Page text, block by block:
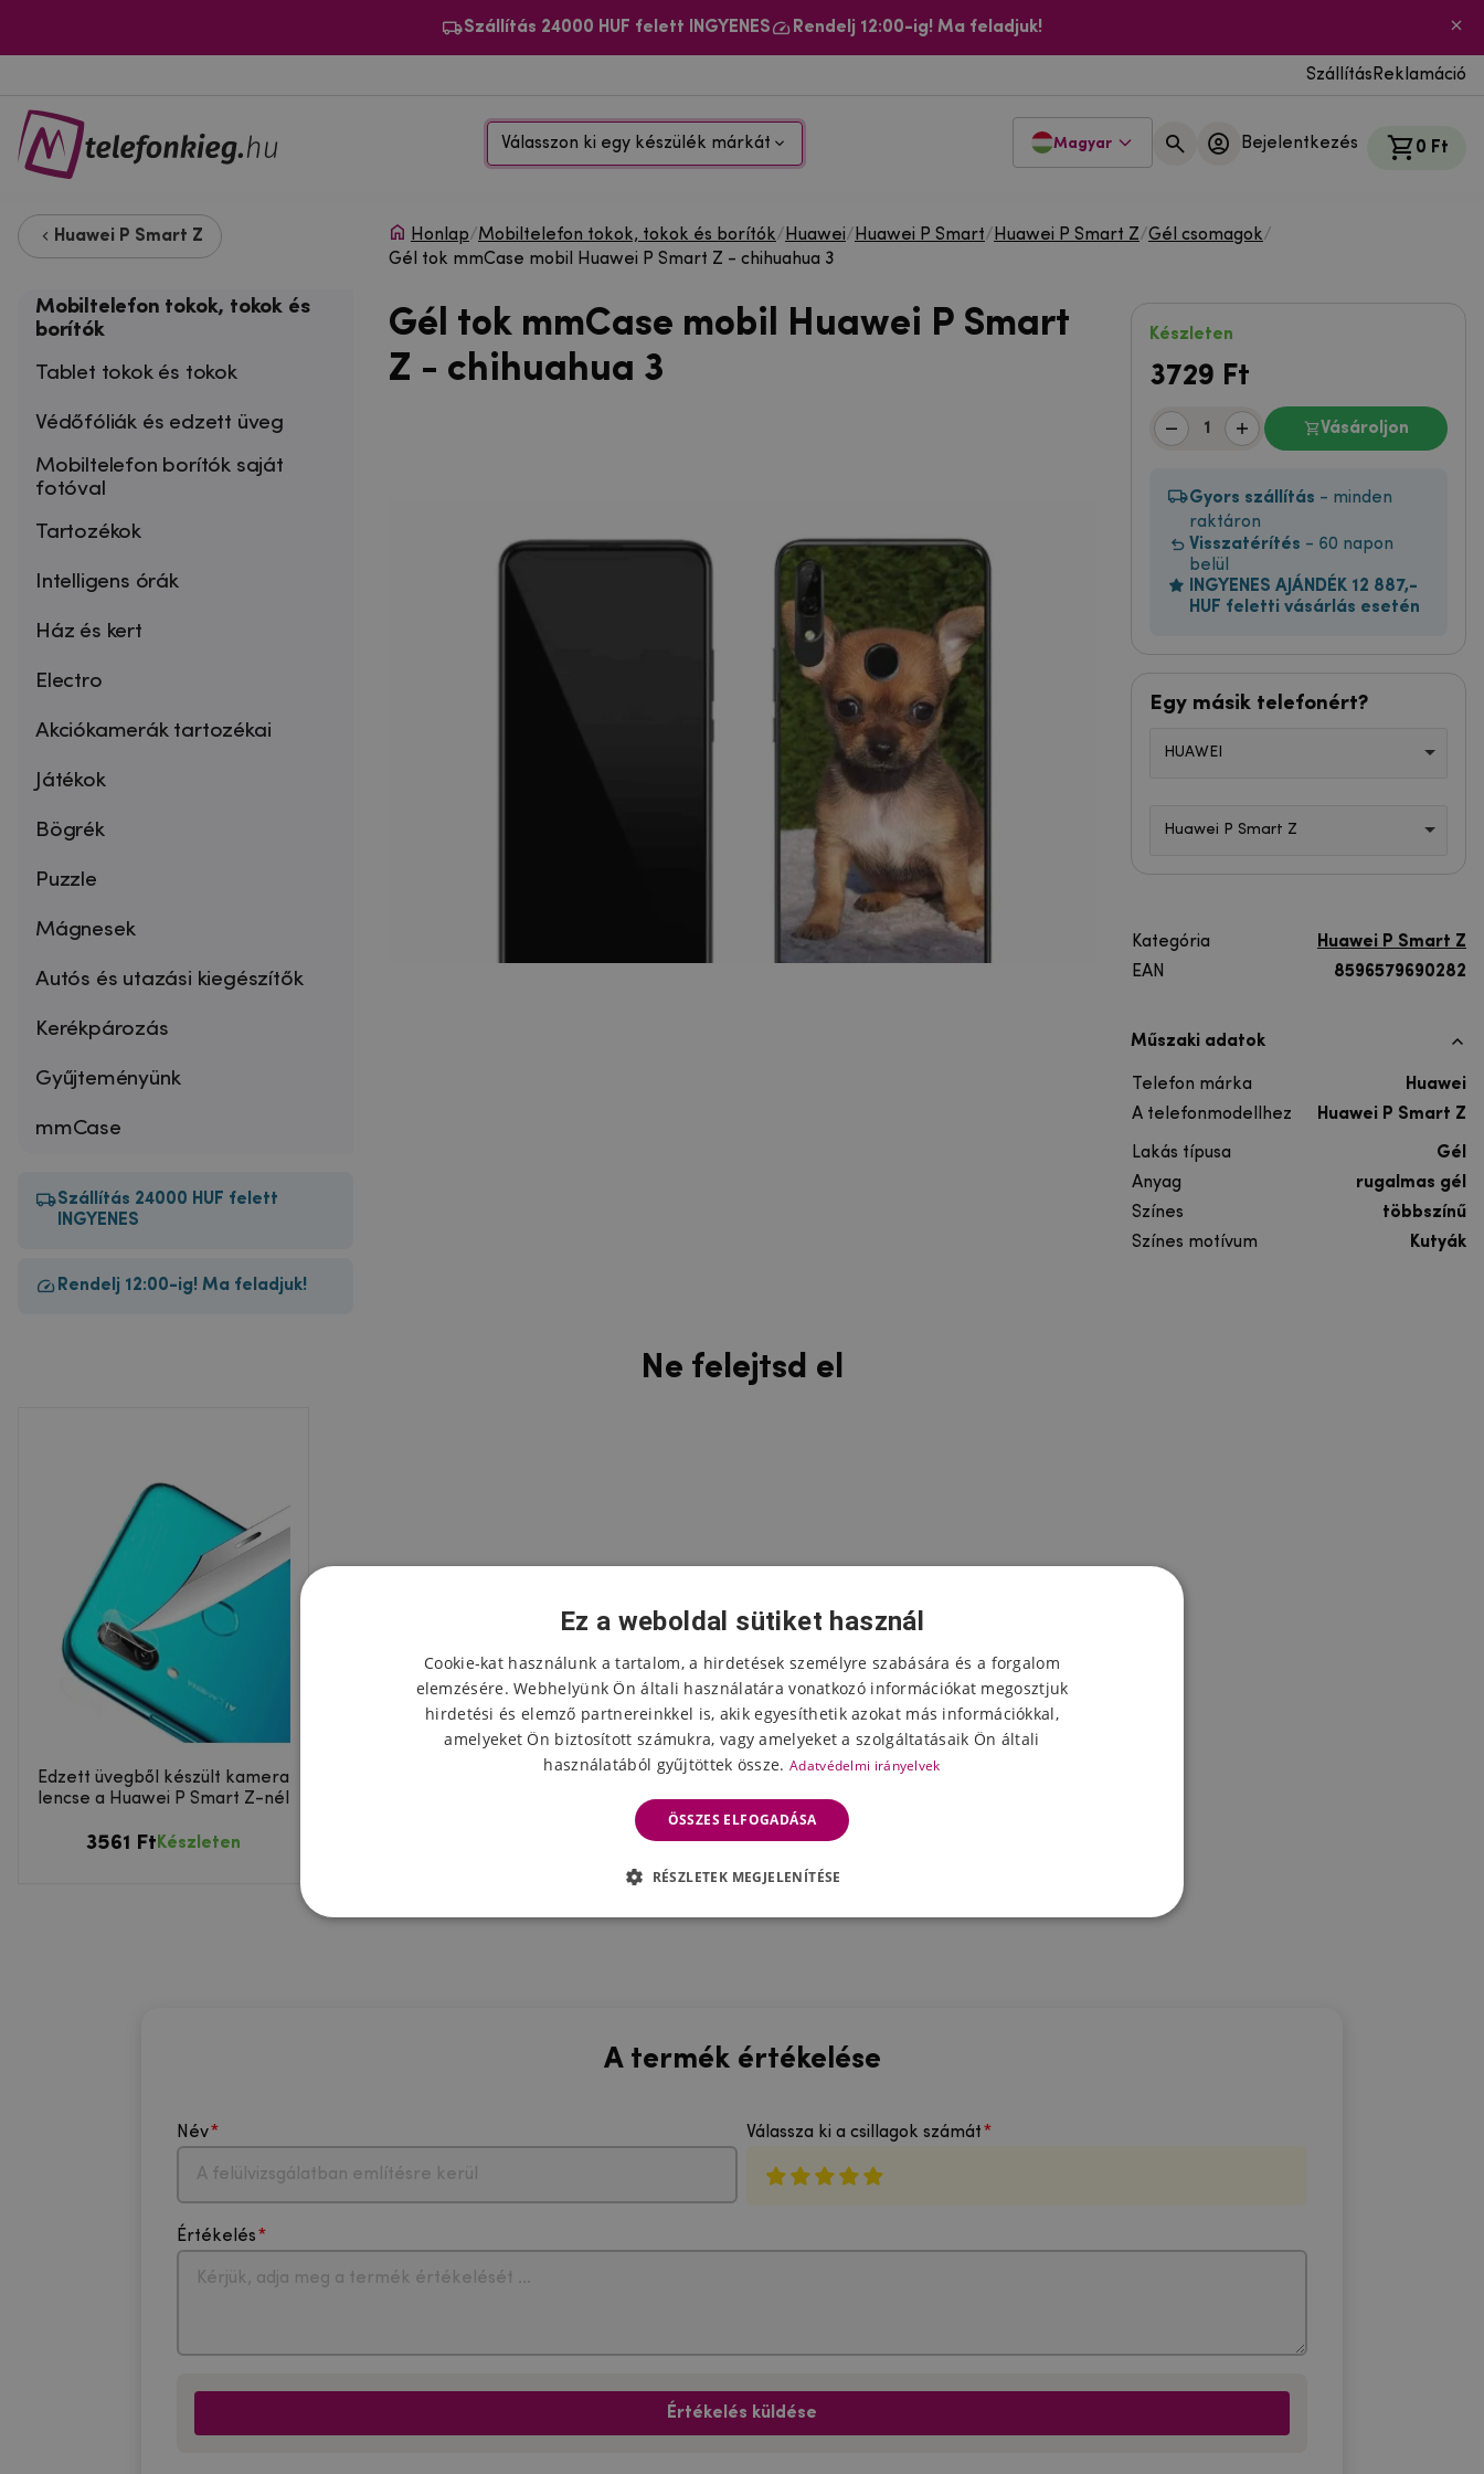
Szállítás 24000 HUF felett INGYENES Rendelj 12:00-ig! Ma feladjuk!
Szállítás Reklamáció
Válasszon ki egy készülék márkát Magyar Bejelentkezés 0 Ft
Huawei P Smart Z
Mobiltelefon tokok, tokok és
borítók
Tablet tokok és tokok
Védőfóliák és edzett üveg
Mobiltelefon borítók saját
fotóval
Tartozékok
Intelligens órák
Ház és kert
Electro
Akciókamerák tartozékai
Játékok
Bögrék
Puzzle
Mágnesek
Autós és utazási kiegészítők
Kerékpározás
Gyűjteményünk
mmCase
Szállítás 24000 HUF felett
INGYENES
Rendelj 12:00-ig! Ma feladjuk!
Honlap/Mobiltelefon tokok, tokok és borítók/ Huawei/ Huawei P Smart/ Huawei P Smart Z/Gél csomagok/
Gél tok mmCase mobil Huawei P Smart Z - chihuahua 3
Gél tok mmCase mobil Huawei P Smart
Z - chihuahua 3
Készleten
3729 Ft
Vásároljon
Gyors szállítás - minden
raktáron
Visszatérítés - 60 napon
belül
INGYENES AJÁNDÉK 12 887,-
HUF feletti vásárlás esetén
Egy másik telefonért?
HUAWEI
Huawei P Smart Z
Kategória
Huawei P Smart Z
EAN
8596579690282
Műszaki adatok
Telefon márka
Huawei
A telefonmodellhez
Huawei P Smart Z
Lakás típusa
Gél
Anyag
rugalmas gél
Színes
többszínű
Színes motívum
Kutyák
Ne felejtsd el
Edzett üvegből készült kamera
lencse a Huawei P Smart Z-nél
3561 Ft Készleten
A termék értékelése
Név Válassza ki a csillagok számát
Értékelés
Értékelés küldése
Ez a weboldal sütiket használ
Cookie-kat használunk a tartalom, a hirdetések személyre szabására és a forgalom
elemzésére. Webhelyünk Ön általi használatára vonatkozó információkat megosztjuk
hirdetési és elemző partnereinkkel is, akik egyesíthetik azokat más információkkal,
amelyeket Ön biztosított számukra, vagy amelyeket a szolgáltatásaik Ön általi
használatából gyűjtöttek össze. Adatvédelmi irányelvek
ÖSSZES ELFOGADÁSA
RÉSZLETEK MEGJELENÍTÉSE